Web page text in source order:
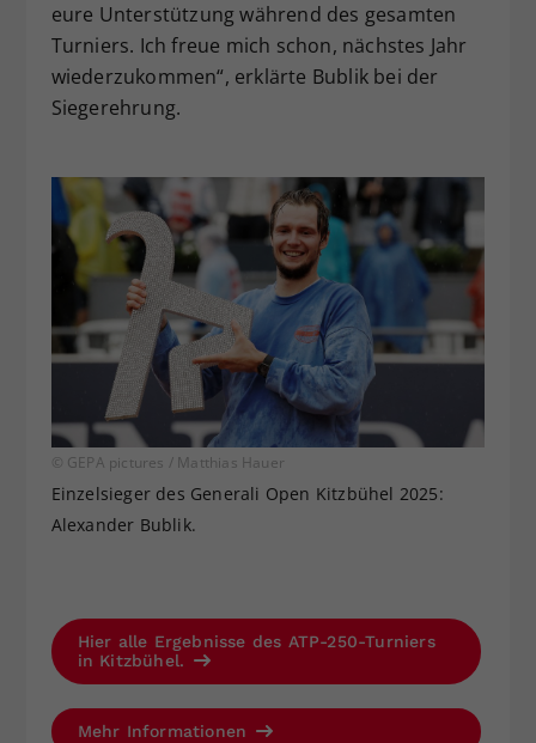
eure Unterstützung während des gesamten
Turniers. Ich freue mich schon, nächstes Jahr
wiederzukommen“, erklärte Bublik bei der
Siegerehrung.
© GEPA pictures / Matthias Hauer
Einzelsieger des Generali Open Kitzbühel 2025:
Alexander Bublik.
Hier alle Ergebnisse des ATP-250-Turniers
in Kitzbühel.
Mehr Informationen